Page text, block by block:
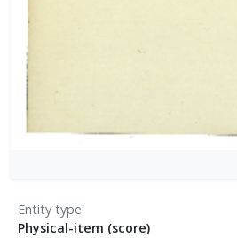
[Φάκελος] GR-As-
[Φάκελος] GR-As-
[Φάκελος] GR-As-
[Φάκελος] GR-As-
Entity type
Physical-item (score)